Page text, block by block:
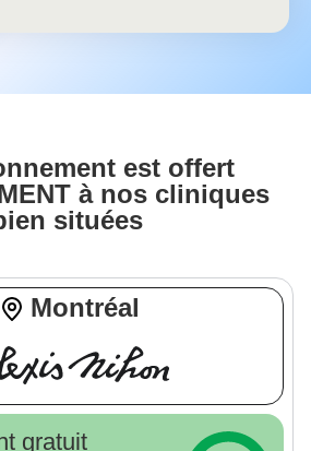
est offert
à nos cliniques
situées
Montréal
gratuit